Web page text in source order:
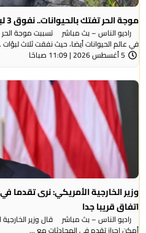
بالحيوانات.. نفوق 3 لبؤات في حديقة حيوان بطوكيو
– بث مباشر تسببت موجة الحر غير
الحيوانات أيضا، حيث نفقت ثلاث لبؤات ...
الأمريكي: نرى تقدما في
قريبا جدا
– بث مباشر قال وزير الخارجية الأمريكي